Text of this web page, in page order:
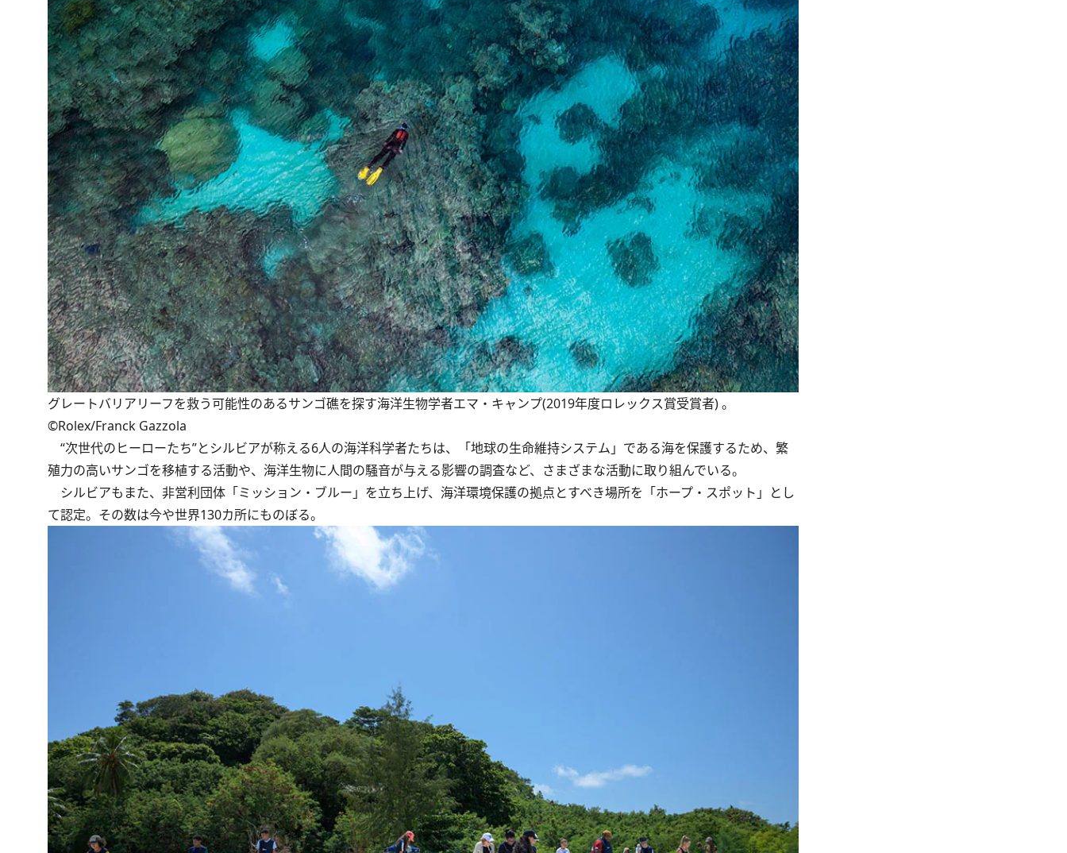
グレートバリアリーフを救う可能性のあるサンゴ礁を探す海洋生物学者エマ・キャンプ(2019年度ロレックス賞受賞者) 。
©Rolex/Franck Gazzola
“次世代のヒーローたち”とシルビアが称える6人の海洋科学者たちは、「地球の生命維持システム」である海を保護するため、繁
殖力の高いサンゴを移植する活動や、海洋生物に人間の騒音が与える影響の調査など、さまざまな活動に取り組んでいる。
シルビアもまた、非営利団体「ミッション・ブルー」を立ち上げ、海洋環境保護の拠点とすべき場所を「ホープ・スポット」とし
て認定。その数は今や世界130カ所にものぼる。